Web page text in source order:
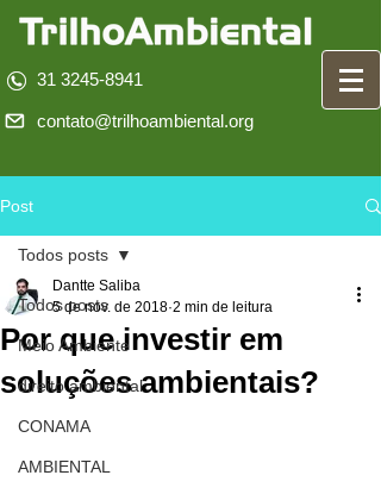
31 3245-8941
contato@trilhoambiental.org
Post
Todos posts
Meio Ambiente
direito ambiental
CONAMA
AMBIENTAL
Todos posts
Por que investir em
soluções ambientais?
Dantte Saliba
5 de nov. de 2018 2 min de leitura